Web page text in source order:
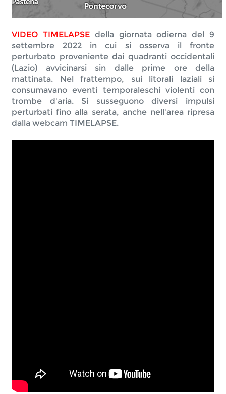
VIDEO TIMELAPSE della giornata odierna del 9
settembre 2022 in cui si osserva il fronte
perturbato proveniente dai quadranti occidentali
(Lazio) avvicinarsi sin dalle prime ore della
mattinata. Nel frattempo, sui litorali laziali si
consumavano eventi temporaleschi violenti con
trombe d'aria. Si susseguono diversi impulsi
perturbati fino alla serata, anche nell'area ripresa
dalla webcam TIMELAPSE.